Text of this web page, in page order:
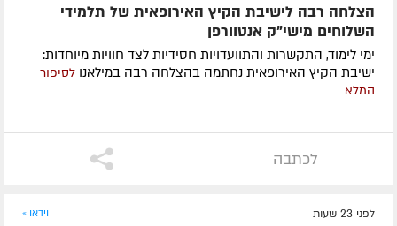
הצלחה רבה לישיבת הקיץ האירופאית של תלמידי
השלוחים מישי"ק אנטוורפן
ימי לימוד, התקשרות והתוועדויות חסידיות לצד חוויות מיוחדות:
ישיבת הקיץ האירופאית נחתמה בהצלחה רבה במילאנו לסיפור
המלא
לכתבה
לפני 23 שעות וידאו »